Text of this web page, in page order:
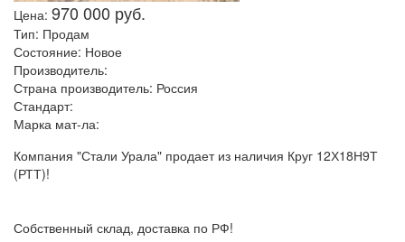
Цена: 970 000 руб.
Тип: Продам
Состояние: Новое
Производитель:
Страна производитель: Россия
Стандарт:
Марка мат-ла:
Компания "Стали Урала" продает из наличия Круг 12Х18Н9Т
(РТТ)!
Собственный склад, доставка по РФ!